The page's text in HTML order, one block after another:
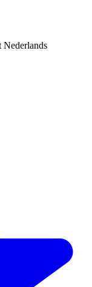
Nederlands